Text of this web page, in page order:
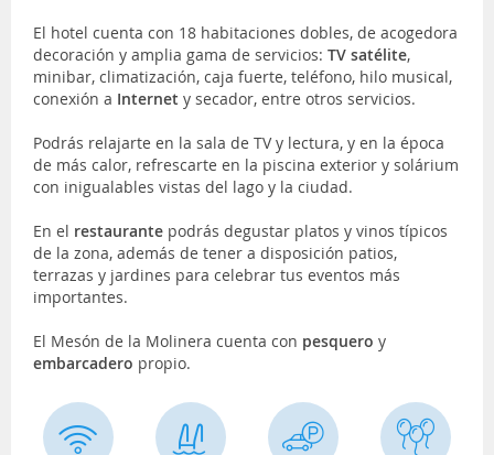
El hotel cuenta con 18 habitaciones dobles, de acogedora
decoración y amplia gama de servicios: TV satélite,
minibar, climatización, caja fuerte, teléfono, hilo musical,
conexión a Internet y secador, entre otros servicios.
Podrás relajarte en la sala de TV y lectura, y en la época
de más calor, refrescarte en la piscina exterior y solárium
con inigualables vistas del lago y la ciudad.
En el restaurante podrás degustar platos y vinos típicos
de la zona, además de tener a disposición patios,
terrazas y jardines para celebrar tus eventos más
importantes.
El Mesón de la Molinera cuenta con pesquero y
embarcadero propio.